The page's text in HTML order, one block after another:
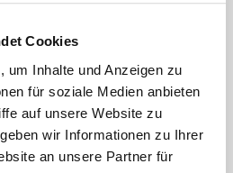
Cookies
um Inhalte und Anzeigen zu
für soziale Medien anbieten
auf unsere Website zu
wir Informationen zu Ihrer
an unsere Partner für
digitalem Zentralbankgeld und
wird der nächste große
des Bürgers gegangen.
Angaben im Rahmen der
Hürde beim